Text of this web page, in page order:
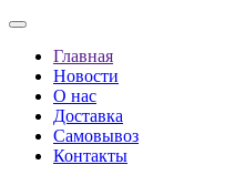
Главная
Новости
О нас
Доставка
Самовывоз
Контакты